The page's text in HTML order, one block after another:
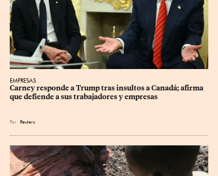
EMPRESAS
Carney responde a Trump tras insultos a Canadá; afirma
que defiende a sus trabajadores y empresas
Por Reuters